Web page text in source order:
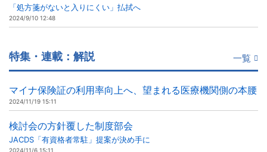
「処方箋がないと入りにくい」払拭へ
2024/9/10 12:48
特集・連載：解説 一覧
マイナ保険証の利用率向上へ、望まれる医療機関側の本腰
2024/11/19 15:11
検討会の方針覆した制度部会
JACDS「有資格者常駐」提案が決め手に
2024/11/6 15:11